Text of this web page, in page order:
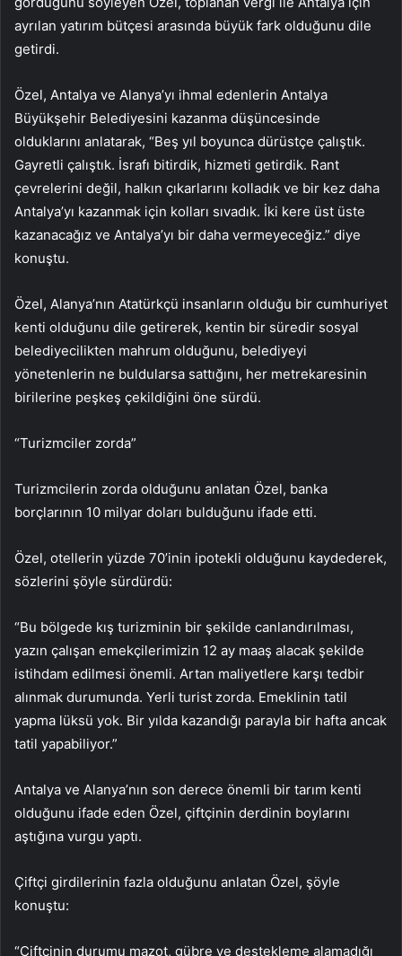
ayrılan yatırım bütçesi arasında büyük fark olduğunu dile
getirdi.
Özel, Antalya ve Alanya’yı ihmal edenlerin Antalya
Büyükşehir Belediyesini kazanma düşüncesinde
olduklarını anlatarak, “Beş yıl boyunca dürüstçe çalıştık.
Gayretli çalıştık. İsrafı bitirdik, hizmeti getirdik. Rant
çevrelerini değil, halkın çıkarlarını kolladık ve bir kez daha
Antalya’yı kazanmak için kolları sıvadık. İki kere üst üste
kazanacağız ve Antalya’yı bir daha vermeyeceğiz.” diye
konuştu.
Özel, Alanya’nın Atatürkçü insanların olduğu bir cumhuriyet
kenti olduğunu dile getirerek, kentin bir süredir sosyal
belediyecilikten mahrum olduğunu, belediyeyi
yönetenlerin ne buldularsa sattığını, her metrekaresinin
birilerine peşkeş çekildiğini öne sürdü.
“Turizmciler zorda”
Turizmcilerin zorda olduğunu anlatan Özel, banka
borçlarının 10 milyar doları bulduğunu ifade etti.
Özel, otellerin yüzde 70’inin ipotekli olduğunu kaydederek,
sözlerini şöyle sürdürdü:
“Bu bölgede kış turizminin bir şekilde canlandırılması,
yazın çalışan emekçilerimizin 12 ay maaş alacak şekilde
istihdam edilmesi önemli. Artan maliyetlere karşı tedbir
alınmak durumunda. Yerli turist zorda. Emeklinin tatil
yapma lüksü yok. Bir yılda kazandığı parayla bir hafta ancak
tatil yapabiliyor.”
Antalya ve Alanya’nın son derece önemli bir tarım kenti
olduğunu ifade eden Özel, çiftçinin derdinin boylarını
aştığına vurgu yaptı.
Çiftçi girdilerinin fazla olduğunu anlatan Özel, şöyle
konuştu:
“Çiftçinin durumu mazot, gübre ve destekleme alamadığı